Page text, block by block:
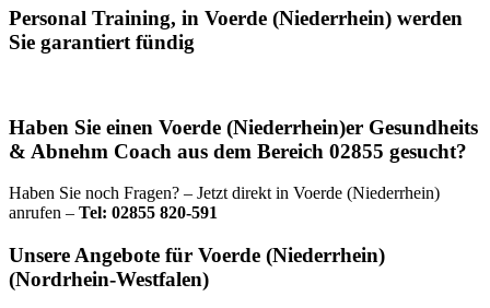
Personal Training, in Voerde (Niederrhein) werden
Sie garantiert fündig
Haben Sie einen Voerde (Niederrhein)er Gesundheits
& Abnehm Coach aus dem Bereich 02855 gesucht?
Haben Sie noch Fragen? – Jetzt direkt in Voerde (Niederrhein)
anrufen – Tel: 02855 820-591
Unsere Angebote für Voerde (Niederrhein)
(Nordrhein-Westfalen)